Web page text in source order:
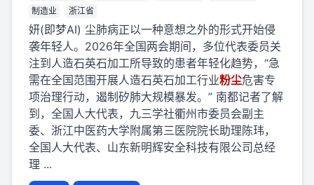
制造业
浙江省
妍(即梦AI) 尘肺病正以一种意想之外的形式开始侵
袭年轻人。2026年全国两会期间，多位代表委员关
注到人造石英石加工所导致的患者年轻化趋势，“急
需在全国范围开展人造石英石加工行业粉尘危害专
项治理行动，遏制矽肺大规模暴发。” 南都记者了解
到，全国人大代表，九三学社衢州市委员会副主
委、浙江中医药大学附属第三医院院长助理陈玮，
全国人大代表、山东新明辉安全科技有限公司总经
理 ...